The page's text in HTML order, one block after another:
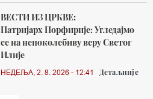
ВЕСТИ ИЗ ЦРКВЕ:
Патријарх Порфирије: Угледајмо
се на непоколебиву веру Светог
Илије
НЕДЕЉА, 2. 8. 2026 - 12:41 Детаљније